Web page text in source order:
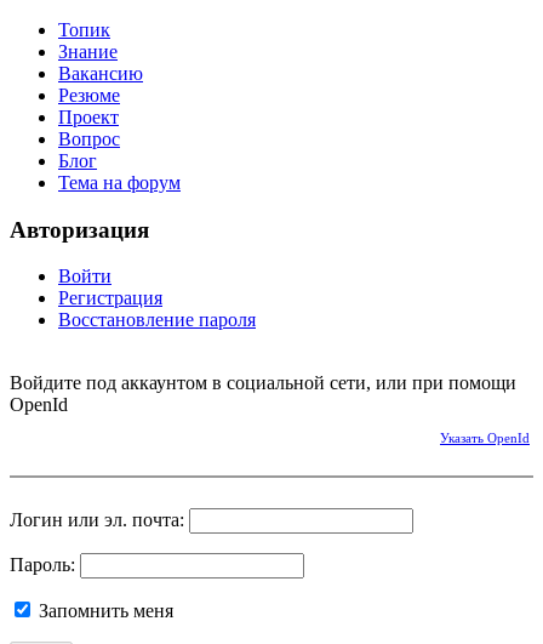
Топик
Знание
Вакансию
Резюме
Проект
Вопрос
Блог
Тема на форум
Авторизация
Войти
Регистрация
Восстановление пароля
Войдите под аккаунтом в социальной сети, или при помощи
OpenId
Указать OpenId
Логин или эл. почта:
Пароль:
Запомнить меня